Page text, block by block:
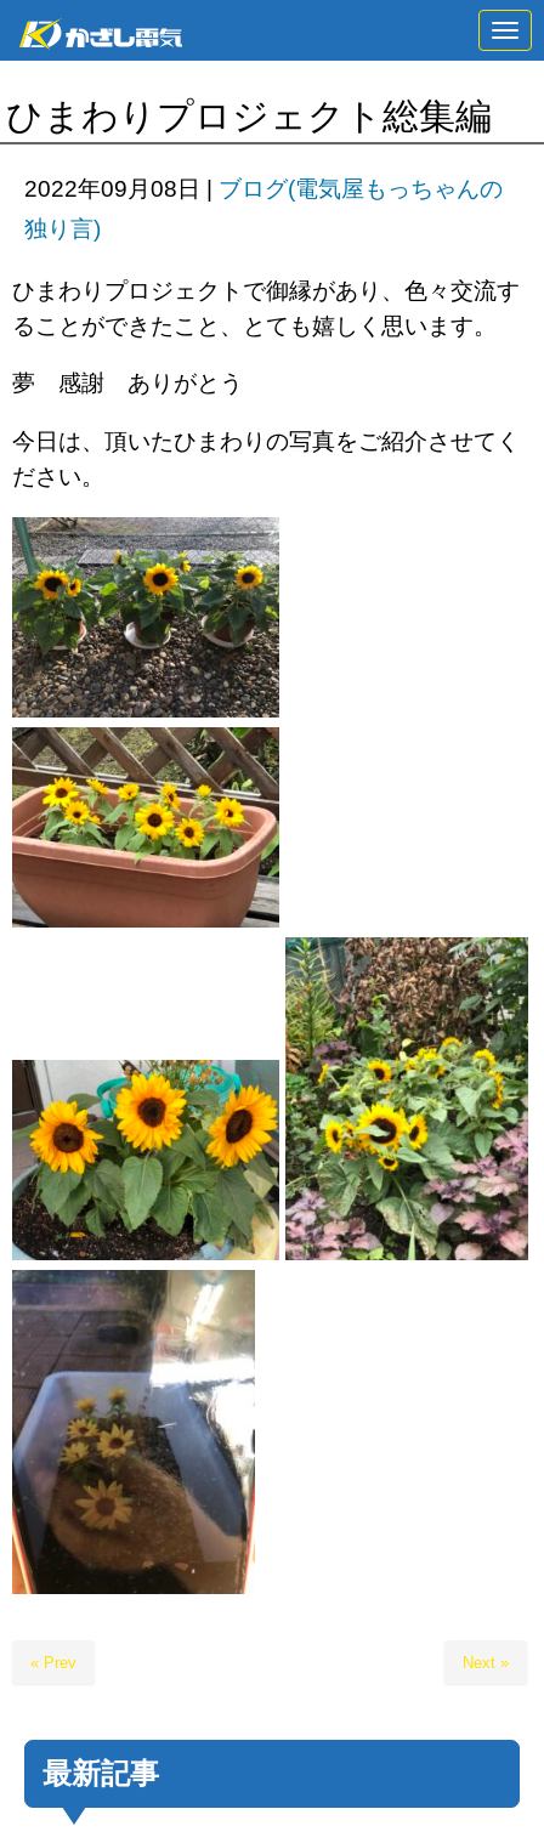
N
a
t
ひまわりプロジェクト総集編
2022年09月08日 | ブログ(電気屋もっちゃんの
独り言)
ひまわりプロジェクトで御縁があり、色々交流す
ることができたこと、とても嬉しく思います。
夢 感謝 ありがとう
今日は、頂いたひまわりの写真をご紹介させてく
ださい。
« Prev Next »
最新記事